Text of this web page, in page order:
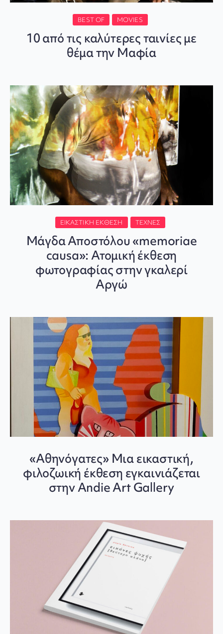
BEST OF MOVIES
10 από τις καλύτερες ταινίες με
θέμα την Μαφία
ΕΙΚΑΣΤΙΚΉ ΈΚΘΕΣΗ ΤΈΧΝΕΣ
Μάγδα Αποστόλου «memoriae
causa»: Ατομική έκθεση
φωτογραφίας στην γκαλερί
Αργώ
«Αθηνόγατες» Μια εικαστική,
φιλοζωική έκθεση εγκαινιάζεται
στην Andie Art Gallery